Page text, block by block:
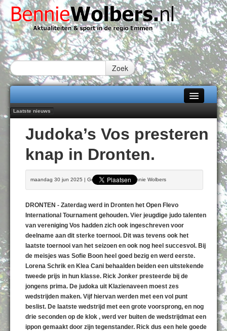
Zoek
Home
Alle categorieën
Over Bennie Wolbers
Fotoboek
Laatste nieuws
Daan Lambers tekent eerste profcontract bij FC Emmen
Jubileumfeest 35 jaar De Amer
Hunzeloopwandeltocht keert op 19 september 2026 terug naar Zuidlaren
102 kaarsen voor eeuwling Mieke Sijbom-Maatje
DONDERDAG 06 AUG 2026
Judoka’s Vos presteren
knap in Dronten.
maandag 30 jun 2025 | Geschreven door Bennie Wolbers
DRONTEN - Zaterdag werd in Dronten het Open Flevo
International Tournament gehouden. Vier jeugdige judo talenten
van vereniging Vos hadden zich ook ingeschreven voor
deelname aan dit sterke toernooi. Dit was tevens ook het
laatste toernooi van het seizoen en ook nog heel succesvol. Bij
de meisjes was Sofie Boon heel goed bezig en werd eerste.
Lorena Schrik en Klea Cani behaalden beiden een uitstekende
tweede prijs in hun klasse. Rick Jonker presteerde bij de
jongens prima. De judoka uit Klazienaveen moest zes
wedstrijden maken. Vijf hiervan werden met een vol punt
beslist. De laatste wedstrijd met een grote voorsprong, en nog
drie seconden op de klok , werd ver buiten de wedstrijdmat een
ippon gemaakt door zijn tegenstander. Rick dus een hele goede